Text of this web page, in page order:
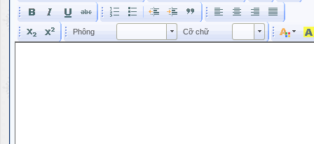
Phông Phông Cỡ chữ Kích cỡ phông